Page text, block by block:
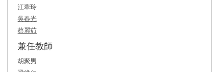
江翠玲
吳春光
蔡麗茹
兼任教師
胡聚男